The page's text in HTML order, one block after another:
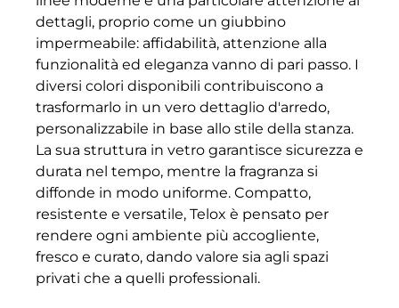
dettagli, proprio come un giubbino
impermeabile: affidabilità, attenzione alla
funzionalità ed eleganza vanno di pari passo. I
diversi colori disponibili contribuiscono a
trasformarlo in un vero dettaglio d'arredo,
personalizzabile in base allo stile della stanza.
La sua struttura in vetro garantisce sicurezza e
durata nel tempo, mentre la fragranza si
diffonde in modo uniforme. Compatto,
resistente e versatile, Telox è pensato per
rendere ogni ambiente più accogliente,
fresco e curato, dando valore sia agli spazi
privati che a quelli professionali.